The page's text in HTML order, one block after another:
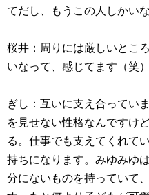
てだし、もうこの人しかい
桜井：周りには厳しいとこ
いなって、感じてます（笑）
ぎし：互いに支え合ってい
を見せない性格なんですけ
る。仕事でも支えてくれて
持ちになります。みゆみゆ
分にないものを持っていて